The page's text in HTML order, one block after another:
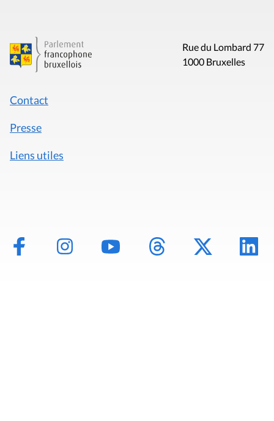
Rue du Lombard 77
1000 Bruxelles
Contact
Presse
Liens utiles